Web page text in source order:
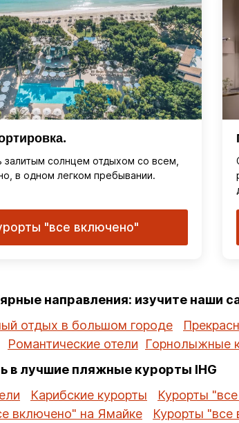
залитым солнцем отдыхом со всем,
в одном легком пребывании.
"все включено"
направления: изучите наши
отдых в большом городе
Романтические отели Горнолыжные
в лучшие пляжные курорты IHG
Карибские курорты Курорты
включено" на Ямайке
Курорты "все